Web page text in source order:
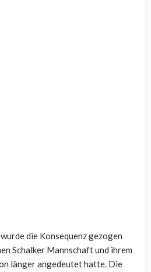
die Konsequenz gezogen
Schalker Mannschaft und ihrem
länger angedeutet hatte. Die